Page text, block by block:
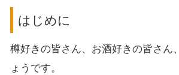
はじめに
樽好きの皆さん、お酒好きの皆さん
ょうです。